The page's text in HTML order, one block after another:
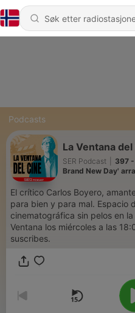
Podcasts
La Ventana
SER Podcast
397
Brand New Day'
El crítico Carlos Boyero,
para bien y para mal. Espacio
cinematográfica sin pelos en
Ventana los miércoles a las
suscribes.